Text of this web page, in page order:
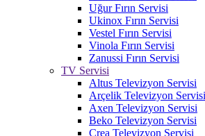
Uğur Fırın Servisi
Ukinox Fırın Servisi
Vestel Fırın Servisi
Vinola Fırın Servisi
Zanussi Fırın Servisi
TV Servisi
Altus Televizyon Servisi
Arçelik Televizyon Servisi
Axen Televizyon Servisi
Beko Televizyon Servisi
Crea Televizyon Servisi